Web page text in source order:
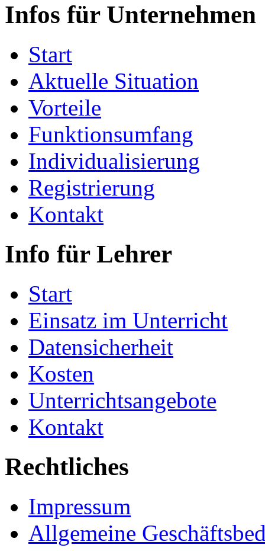
Infos für Unternehmen
Start
Aktuelle Situation
Vorteile
Funktionsumfang
Individualisierung
Registrierung
Kontakt
Info für Lehrer
Start
Einsatz im Unterricht
Datensicherheit
Kosten
Unterrichtsangebote
Kontakt
Rechtliches
Impressum
Allgemeine